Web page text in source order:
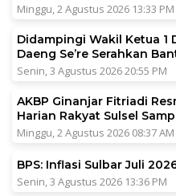
Minggu, 2 Agustus 2026 13:33 PM
Didampingi Wakil Ketua 1
Daeng Se’re Serahkan
Senin, 3 Agustus 2026 20:55 PM
AKBP Ginanjar Fitriadi
Harian Rakyat Sulsel
Minggu, 2 Agustus 2026 08:37 AM
BPS: Inflasi Sulbar Juli
Senin, 3 Agustus 2026 13:36 PM